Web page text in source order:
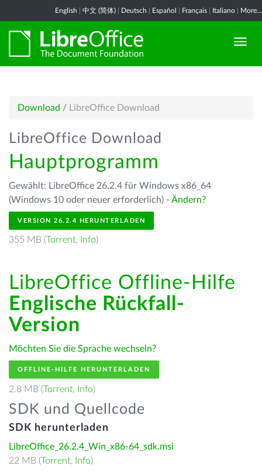
English 中文 (简体) Deutsch Español Français Italiano More...
Download / LibreOffice Download
LibreOffice Download
Hauptprogramm
Gewählt: LibreOffice 26.2.4 für Windows x86_64
(Windows 10 oder neuer erforderlich) - Ändern?
VERSION 26.2.4 HERUNTERLADEN
355 MB (Torrent, Info)
LibreOffice Offline-Hilfe
Englische Rückfall-
Version
Möchten Sie die Sprache wechseln?
OFFLINE-HILFE HERUNTERLADEN
2.8 MB (Torrent, Info)
SDK und Quellcode
SDK herunterladen
LibreOffice_26.2.4_Win_x86-64_sdk.msi
22 MB (Torrent, Info)